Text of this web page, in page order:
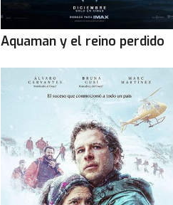
Aquaman y el reino perdido